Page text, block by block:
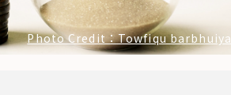
Photo Credit：Towfiqu barbhuiya